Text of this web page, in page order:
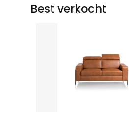
Best verkocht